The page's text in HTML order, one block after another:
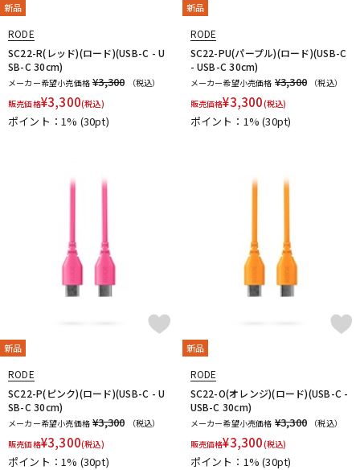
新品
RODE
SC22-R(レッド)(ロード)(USB-C - U
SB-C 30cm)
メーカー希望小売価格 ¥3,300
（税込）
販売価格¥3,300(税込)
ポイント：1% (30pt)
新品
RODE
SC22-PU(パープル)(ロード)(USB-C
- USB-C 30cm)
メーカー希望小売価格 ¥3,300
（税込）
販売価格¥3,300(税込)
ポイント：1%(30pt)
新品
RODE
SC22-P(ピンク)(ロード)(USB-C - U
SB-C 30cm)
メーカー希望小売価格 ¥3,300
（税込）
販売価格¥3,300(税込)
ポイント：1% (30pt)
新品
RODE
SC22-O(オレンジ)(ロード)(USB-C -
USB-C 30cm)
メーカー希望小売価格 ¥3,300
（税込）
販売価格¥3,300(税込)
ポイント：1%(30pt)